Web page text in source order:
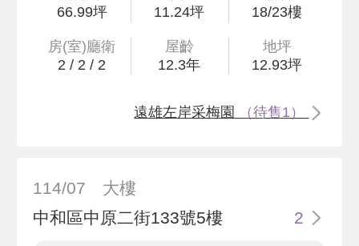
66.99坪
11.24坪
18/23樓
房(室)廳衛
2 / 2 / 2
屋齡
12.3年
地坪
12.93坪
遠雄左岸采梅園 （待售1）
114/07
大樓
中和區中原二街133號5樓
2